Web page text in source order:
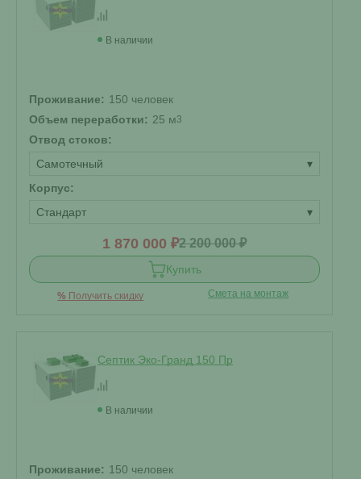
В наличии
Проживание: 150 человек
Объем переработки: 25 м3
Отвод стоков:
Самотечный
▾
Корпус:
Стандарт
▾
1 870 000 ₽2 200 000 ₽
Купить
% Получить скидку Смета на монтаж
Септик Эко-Гранд 150 Пр
В наличии
Проживание: 150 человек